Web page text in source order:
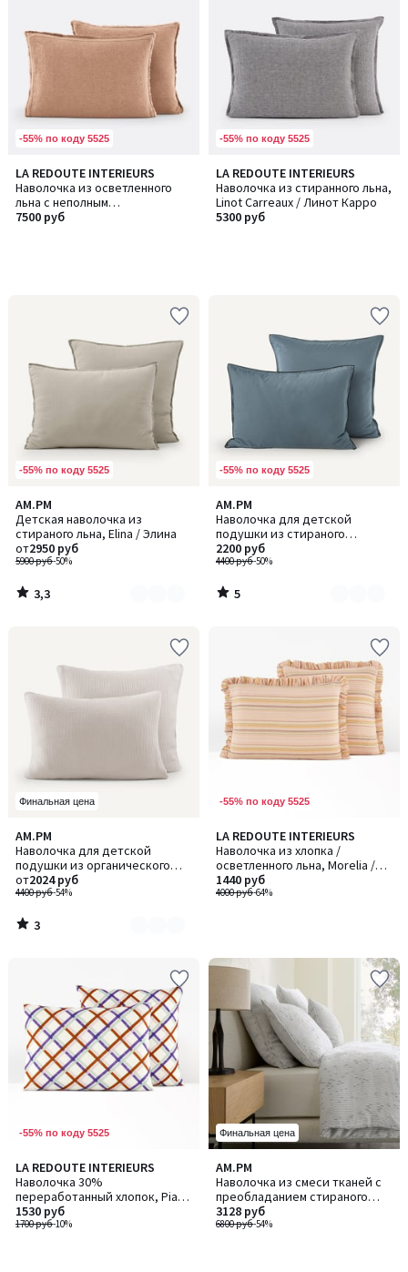
-55% по коду 5525
LA REDOUTE INTERIEURS
Наволочка из осветленного
льна с неполным
переплетением, Linot / Линот
7500 руб
-55% по коду 5525
LA REDOUTE INTERIEURS
Наволочка из стиранного льна,
Linot Carreaux / Линот Карро
5300 руб
-55% по коду 5525
AM.PM
Детская наволочка из
стираного льна, Elina / Элина
5900 руб-50%
от2950 руб
3,3
/ 5
Количество
цветов:
2
3,3
/
-55% по коду 5525
AM.PM
Наволочка для детской
подушки из стираного
биохлопкового плотна, Gypse /
Джипс
4400 руб-50%
2200 руб
5
/
5
Количество
цветов:
3
5
/
Финальная цена
AM.PM
Наволочка для детской
подушки из органического
хлопкового газа, Yafa / Яфа
4400 руб-54%
от2024 руб
3
/
5
Количество
цветов:
4
3
/
-55% по коду 5525
LA REDOUTE INTERIEURS
Наволочка из хлопка /
осветленного льна, Morelia /
Морелия
4000 руб-64%
1440 руб
-55% по коду 5525
LA REDOUTE INTERIEURS
Наволочка 30%
переработанный хлопок, Piaro
/ Пиаро
1700 руб-10%
1530 руб
Финальная цена
AM.PM
Наволочка из смеси тканей с
преобладанием стираного
льна, JOSELIA / ДЖОЗЕЛИЯ
6800 руб-54%
3128 руб